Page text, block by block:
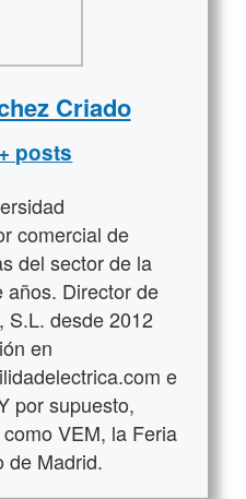
Criado
+ posts
comercial de
del sector de la
Director de
S.L. desde 2012
en
e
por supuesto,
VEM, la Feria
de Madrid.